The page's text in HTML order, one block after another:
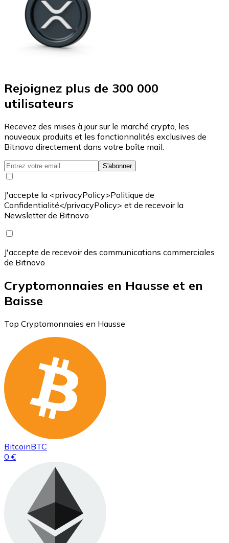
Rejoignez plus de 300 000
utilisateurs
Recevez des mises à jour sur le marché crypto, les
nouveaux produits et les fonctionnalités exclusives de
Bitnovo directement dans votre boîte mail.
S'abonner
J'accepte la <privacyPolicy>Politique de
Confidentialité</privacyPolicy> et de recevoir la
Newsletter de Bitnovo
J'accepte de recevoir des communications commerciales
de Bitnovo
Cryptomonnaies en Hausse et en
Baisse
Top Cryptomonnaies en Hausse
BitcoinBTC
0 €